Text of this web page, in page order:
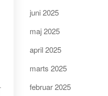
juni 2025
maj 2025
april 2025
marts 2025
februar 2025